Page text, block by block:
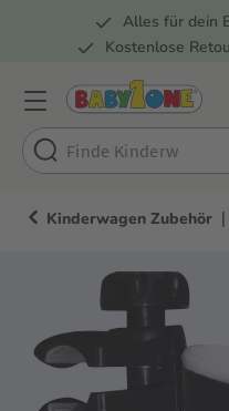
Zur Hauptnavigation
Alles für dein
Kostenlose
Kinderwagen Zubehör |